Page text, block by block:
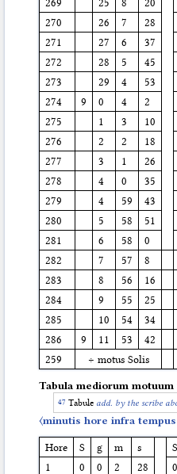
269 25 8 20
270
26 7 28
271
27 6 37
272
28 5 45
273
29 4 53
274
9 0 4 2
275
1 3 10
276
2 2 18
277
3 1 26
278
4 0 35
279
4 59 43
280
5 58 51
281
6 58 0
282
7 57 8
283
8 56 16
284
9 55 25
285
10 54 34
286
9 11 53 42
259
÷ motus Solis
Tabula mediorum
Tabule add. by the scribe
〈minutis hore infra tempus
Hore S g m s S
1
0 0 2 28 0